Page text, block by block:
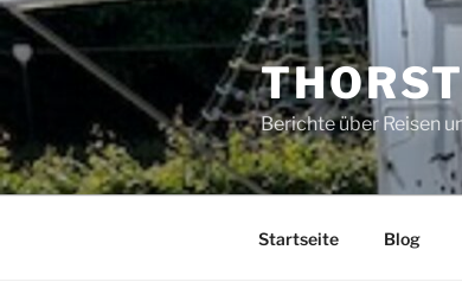
Zum
Inhalt
springen
Berichte über Reisen
Startseite Blog